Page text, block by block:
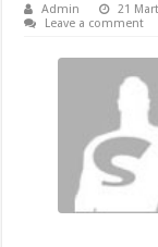
Admin 21
Leave a comment